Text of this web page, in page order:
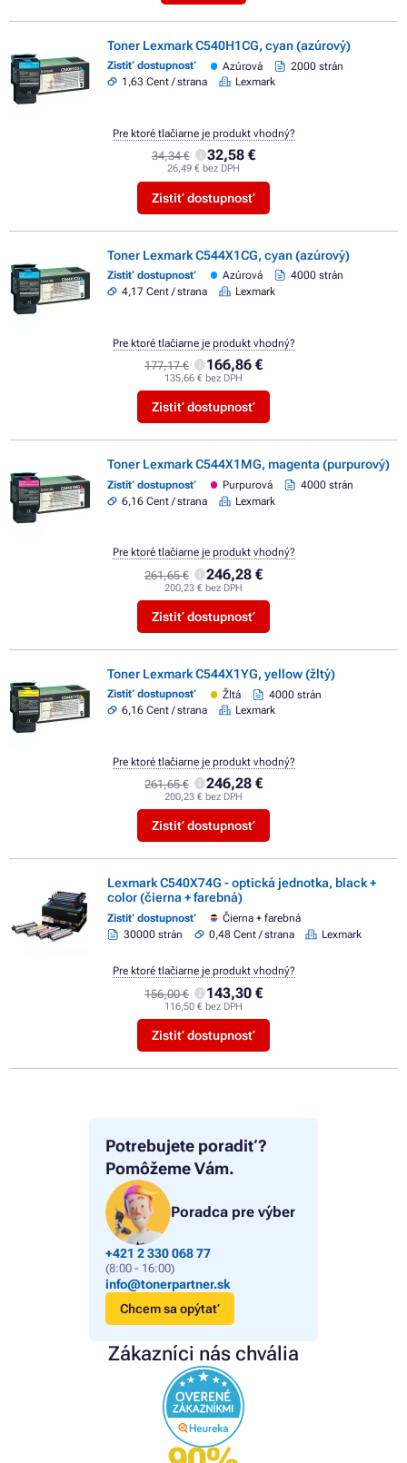
Potrebujete poradiť?
Pomôžeme Vám.
Poradca pre výber
+421 2 330 068 77
(8:00 - 16:00)
info@tonerpartner.sk
Chcem sa opýtať
Zákazníci nás chvália
Toner Lexmark C540H1CG, cyan (azúrový)
Zistiť dostupnosť Azúrová
2000 strán
1,63 Cent / strana
Lexmark
34,34 € 32,58 €
26,49 € bez DPH
Zistiť dostupnosť
Pre ktoré tlačiarne je produkt vhodný?
Toner Lexmark C544X1CG, cyan (azúrový)
Zistiť dostupnosť Azúrová
4000 strán
4,17 Cent / strana
Lexmark
177,17 € 166,86 €
135,66 € bez DPH
Zistiť dostupnosť
Pre ktoré tlačiarne je produkt vhodný?
Toner Lexmark C544X1MG, magenta (purpurový)
Zistiť dostupnosť Purpurová
4000 strán
6,16 Cent / strana
Lexmark
261,65 € 246,28 €
200,23 € bez DPH
Zistiť dostupnosť
Pre ktoré tlačiarne je produkt vhodný?
Toner Lexmark C544X1YG, yellow (žltý)
Zistiť dostupnosť Žltá
4000 strán
6,16 Cent / strana
Lexmark
261,65 € 246,28 €
200,23 € bez DPH
Zistiť dostupnosť
Pre ktoré tlačiarne je produkt vhodný?
Lexmark C540X74G - optická jednotka, black +
color (čierna + farebná)
Zistiť dostupnosť
Čierna + farebná
30000 strán
0,48 Cent / strana Lexmark
156,00 € 143,30 €
116,50 € bez DPH
Zistiť dostupnosť
Pre ktoré tlačiarne je produkt vhodný?